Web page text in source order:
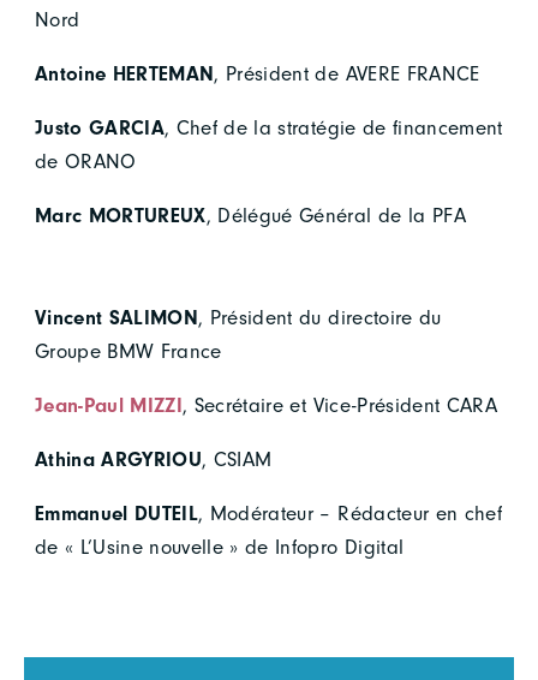
Nord
Antoine HERTEMAN, Président de AVERE FRANCE
Justo GARCIA, Chef de la stratégie de financement
de ORANO
Marc MORTUREUX, Délégué Général de la PFA
Vincent SALIMON, Président du directoire du
Groupe BMW France
Jean-Paul MIZZI, Secrétaire et Vice-Président CARA
Athina ARGYRIOU, CSIAM
Emmanuel DUTEIL, Modérateur – Rédacteur en chef
de « L’Usine nouvelle » de Infopro Digital